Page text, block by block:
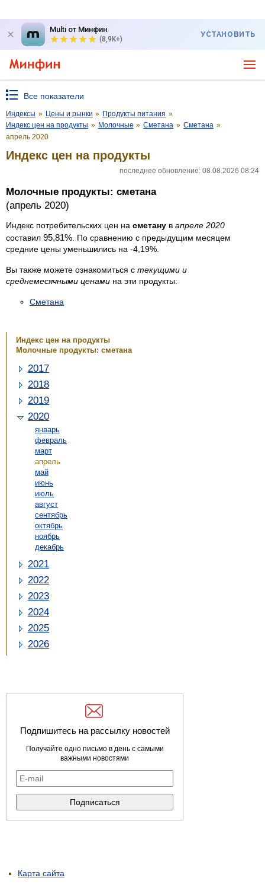
Multi от Минфин
(8,9K+)
УСТАНОВИТЬ
Все показатели
Индексы » Цены и рынки » Продукты питания »
Индекс цен на продукты » Молочные » Сметана » Сметана »
апрель 2020
Индекс цен на продукты
последнее обновление: 08.08.2026 08:24
Молочные продукты: сметана
(апрель 2020)
Индекс потребительских цен на сметану в апреле 2020
составил 95,81% . По сравнению с предыдущим месяцем
средние цены уменьшились на -4,19%.
Вы также можете ознакомиться с текущими и
среднемесячными ценами на эти продукты:
Сметана
Индекс цен на продукты
Молочные продукты: сметана
2017
2018
2019
2020
январь
февраль
март
апрель
май
июнь
июль
август
сентябрь
октябрь
ноябрь
декабрь
2021
2022
2023
2024
2025
2026
Подпишитесь на рассылку новостей
Получайте одно письмо в день с самыми
важными новостями
Карта сайта